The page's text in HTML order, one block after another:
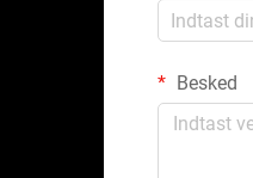
Besked